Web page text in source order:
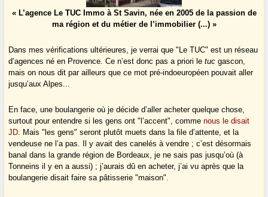
« L’agence Le TUC Immo à St Savin, née en 2005 de la passion de
ma région et du métier de l’immobilier (...) »
Dans mes vérifications ultérieures, je verrai que "Le TUC" est un réseau
d’agences né en Provence. Ce n’est donc pas a priori letuc gascon,
mais on nous dit par ailleurs que ce mot pré-indoeuropéen pouvait aller
jusqu’aux Alpes...
En face, une boulangerie où je décide d’aller acheter quelque chose,
surtout pour entendre si les gens ont "l’accent", commenous le disait
JD. Mais "les gens" seront plutôt muets dans la file d’attente, et la
vendeuse ne l’a pas. Il y avait des canelés à vendre ; c’est désormais
banal dans la grande région de Bordeaux, je ne sais pas jusqu’où (à
Tonneins il y en a aussi) ; j’aurais dû en acheter, j’ai vu après que la
boulangerie disait faire sa pâtisserie "maison".